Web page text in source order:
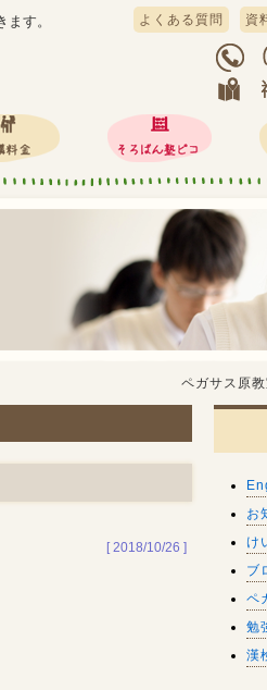
す。 資
よくある質問
ペガサス原
[ 2018/10/26 ]
お
け
ブ
ペ
勉
漢